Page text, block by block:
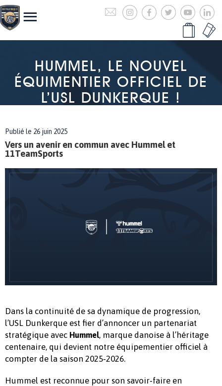
HUMMEL, LE NOUVEL
ÉQUIMENTIER OFFICIEL DE
L’USL DUNKERQUE !
Publié le 26 juin 2025
Vers un avenir en commun avec Hummel et
11TeamSports
Dans la continuité de sa dynamique de progression,
l’USL Dunkerque est fier d’annoncer un partenariat
stratégique avec Hummel, marque danoise à l’héritage
centenaire, qui devient notre équipementier officiel à
compter de la saison 2025‑2026.
Hummel est reconnue pour son savoir‑faire en